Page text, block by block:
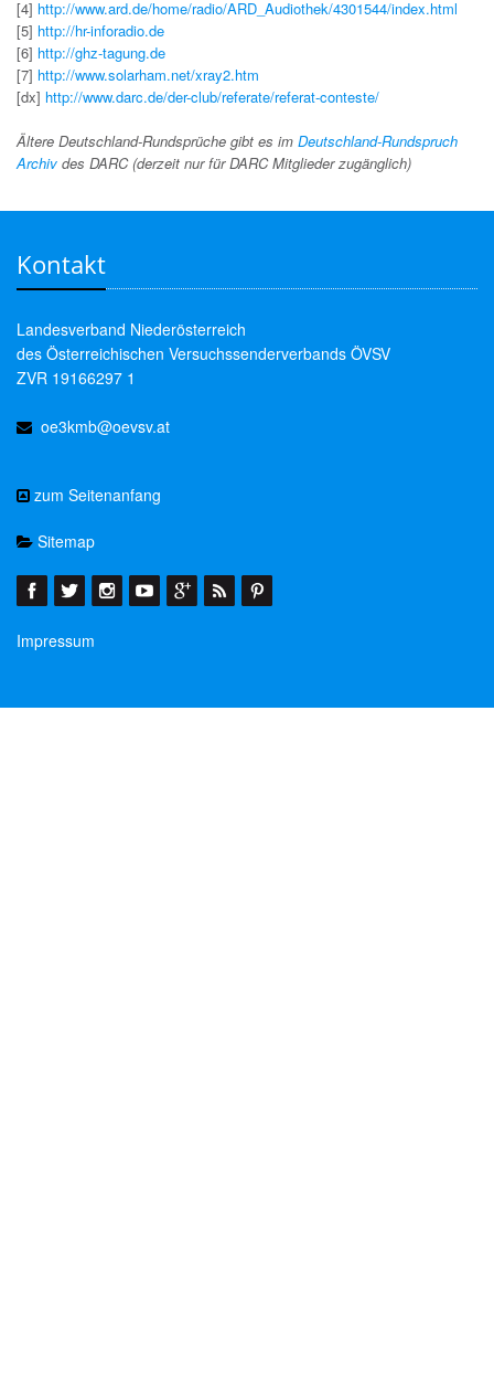
[4] http://www.ard.de/home/radio/ARD_Audiothek/4301544/index.html
[5] http://hr-inforadio.de
[6] http://ghz-tagung.de
[7] http://www.solarham.net/xray2.htm
[dx] http://www.darc.de/der-club/referate/referat-conteste/
Ältere Deutschland-Rundsprüche gibt es im Deutschland-Rundspruch
Archiv des DARC (derzeit nur für DARC Mitglieder zugänglich)
Kontakt
Landesverband Niederösterreich
des Österreichischen Versuchssenderverbands ÖVSV
ZVR 19166297 1
oe3kmb@oevsv.at
zum Seitenanfang
Sitemap
Impressum